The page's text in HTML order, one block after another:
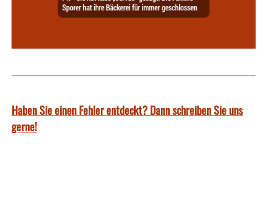
Haben Sie einen Fehler entdeckt? Dann schreiben Sie uns
gerne!